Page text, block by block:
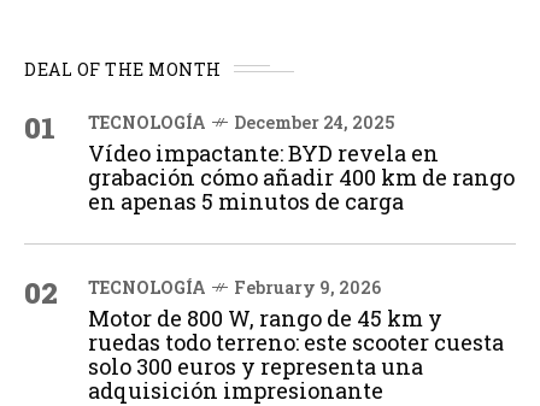
DEAL OF THE MONTH
01 TECNOLOGÍA December 24, 2025
Vídeo impactante: BYD revela en
grabación cómo añadir 400 km de rango
en apenas 5 minutos de carga
02 TECNOLOGÍA February 9, 2026
Motor de 800 W, rango de 45 km y
ruedas todo terreno: este scooter cuesta
solo 300 euros y representa una
adquisición impresionante